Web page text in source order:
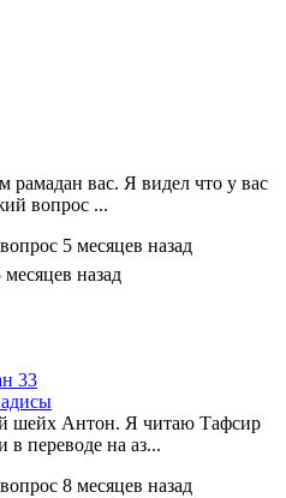
вас. Я видел что у вас
вопрос ...
5 месяцев назад
назад
33
шейх Антон. Я читаю Тафсир
переводе на аз...
8 месяцев назад